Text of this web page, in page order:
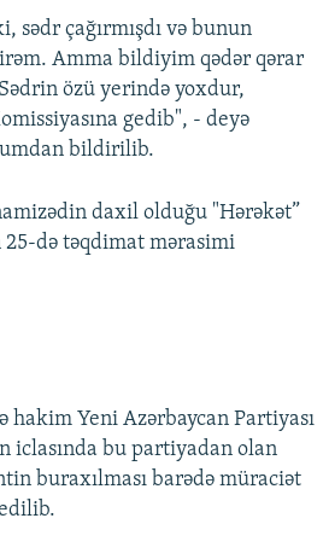
sədr çağırmışdı və bunun
Amma bildiyim qədər qərar
özü yerində yoxdur,
gedib", - deyə
bildirilib.
daxil olduğu "Hərəkət”
25-də təqdimat mərasimi
hakim Yeni Azərbaycan Partiyası
iclasında bu partiyadan olan
buraxılması barədə müraciət